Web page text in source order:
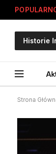
Historie
Strona